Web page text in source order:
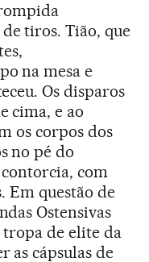
tiros. Tião, que
na mesa e
Os disparos
cima, e ao
os corpos dos
no pé do
contorcia, com
Em questão de
Ostensivas
tropa de elite da
as cápsulas de